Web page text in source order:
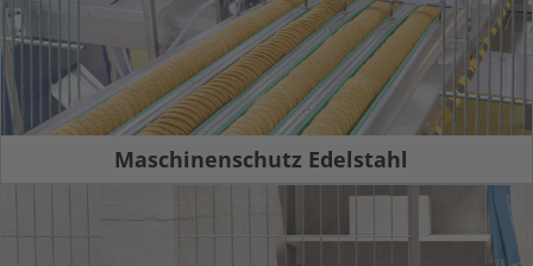
Maschinenschutz Edelstahl